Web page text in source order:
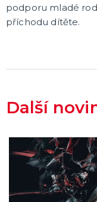
podporu mladé
příchodu dítěte.
Další